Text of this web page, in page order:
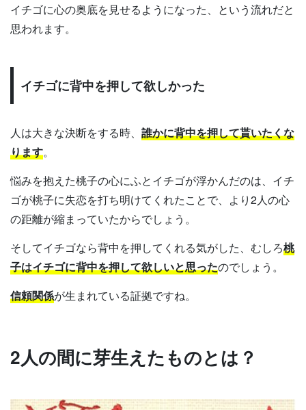
イチゴに心の奥底を見せるようになった、という流れだと
思われます。
イチゴに背中を押して欲しかった
人は大きな決断をする時、 誰かに背中を押して貰いたくな
ります。
悩みを抱えた桃子の心にふとイチゴが浮かんだのは、イチ
ゴが桃子に失恋を打ち明けてくれたことで、より2人の心
の距離が縮まっていたからでしょう。
そしてイチゴなら背中を押してくれる気がした、むしろ桃
子はイチゴに背中を押して欲しいと思ったのでしょう。
信頼関係が生まれている証拠ですね。
2人の間に芽生えたものとは？